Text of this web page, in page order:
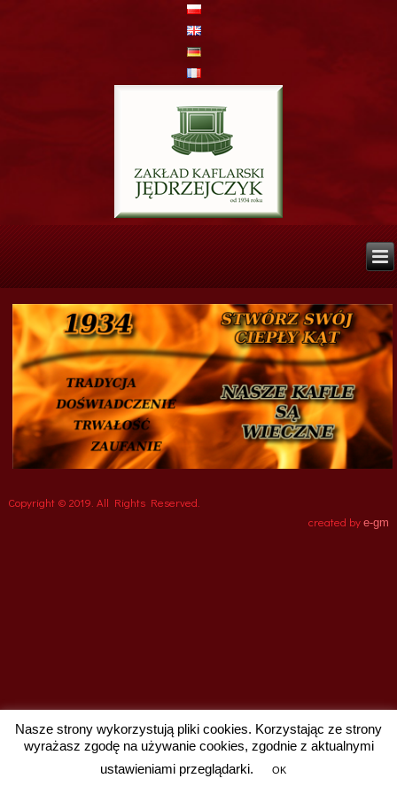
Copyright © 2019. All Rights Reserved.
created bye-gm
Nasze strony wykorzystują pliki cookies. Korzystając ze strony
wyrażasz zgodę na używanie cookies, zgodnie z aktualnymi
ustawieniami przeglądarki.
OK